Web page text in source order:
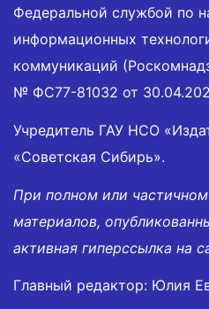
Федеральной службой по
информационных
коммуникаций
№ ФС77-81032 от
Учредитель ГАУ НСО
«Советская Сибирь».
При полном или
материалов,
активная гиперссылка на
Главный редактор: Юлия